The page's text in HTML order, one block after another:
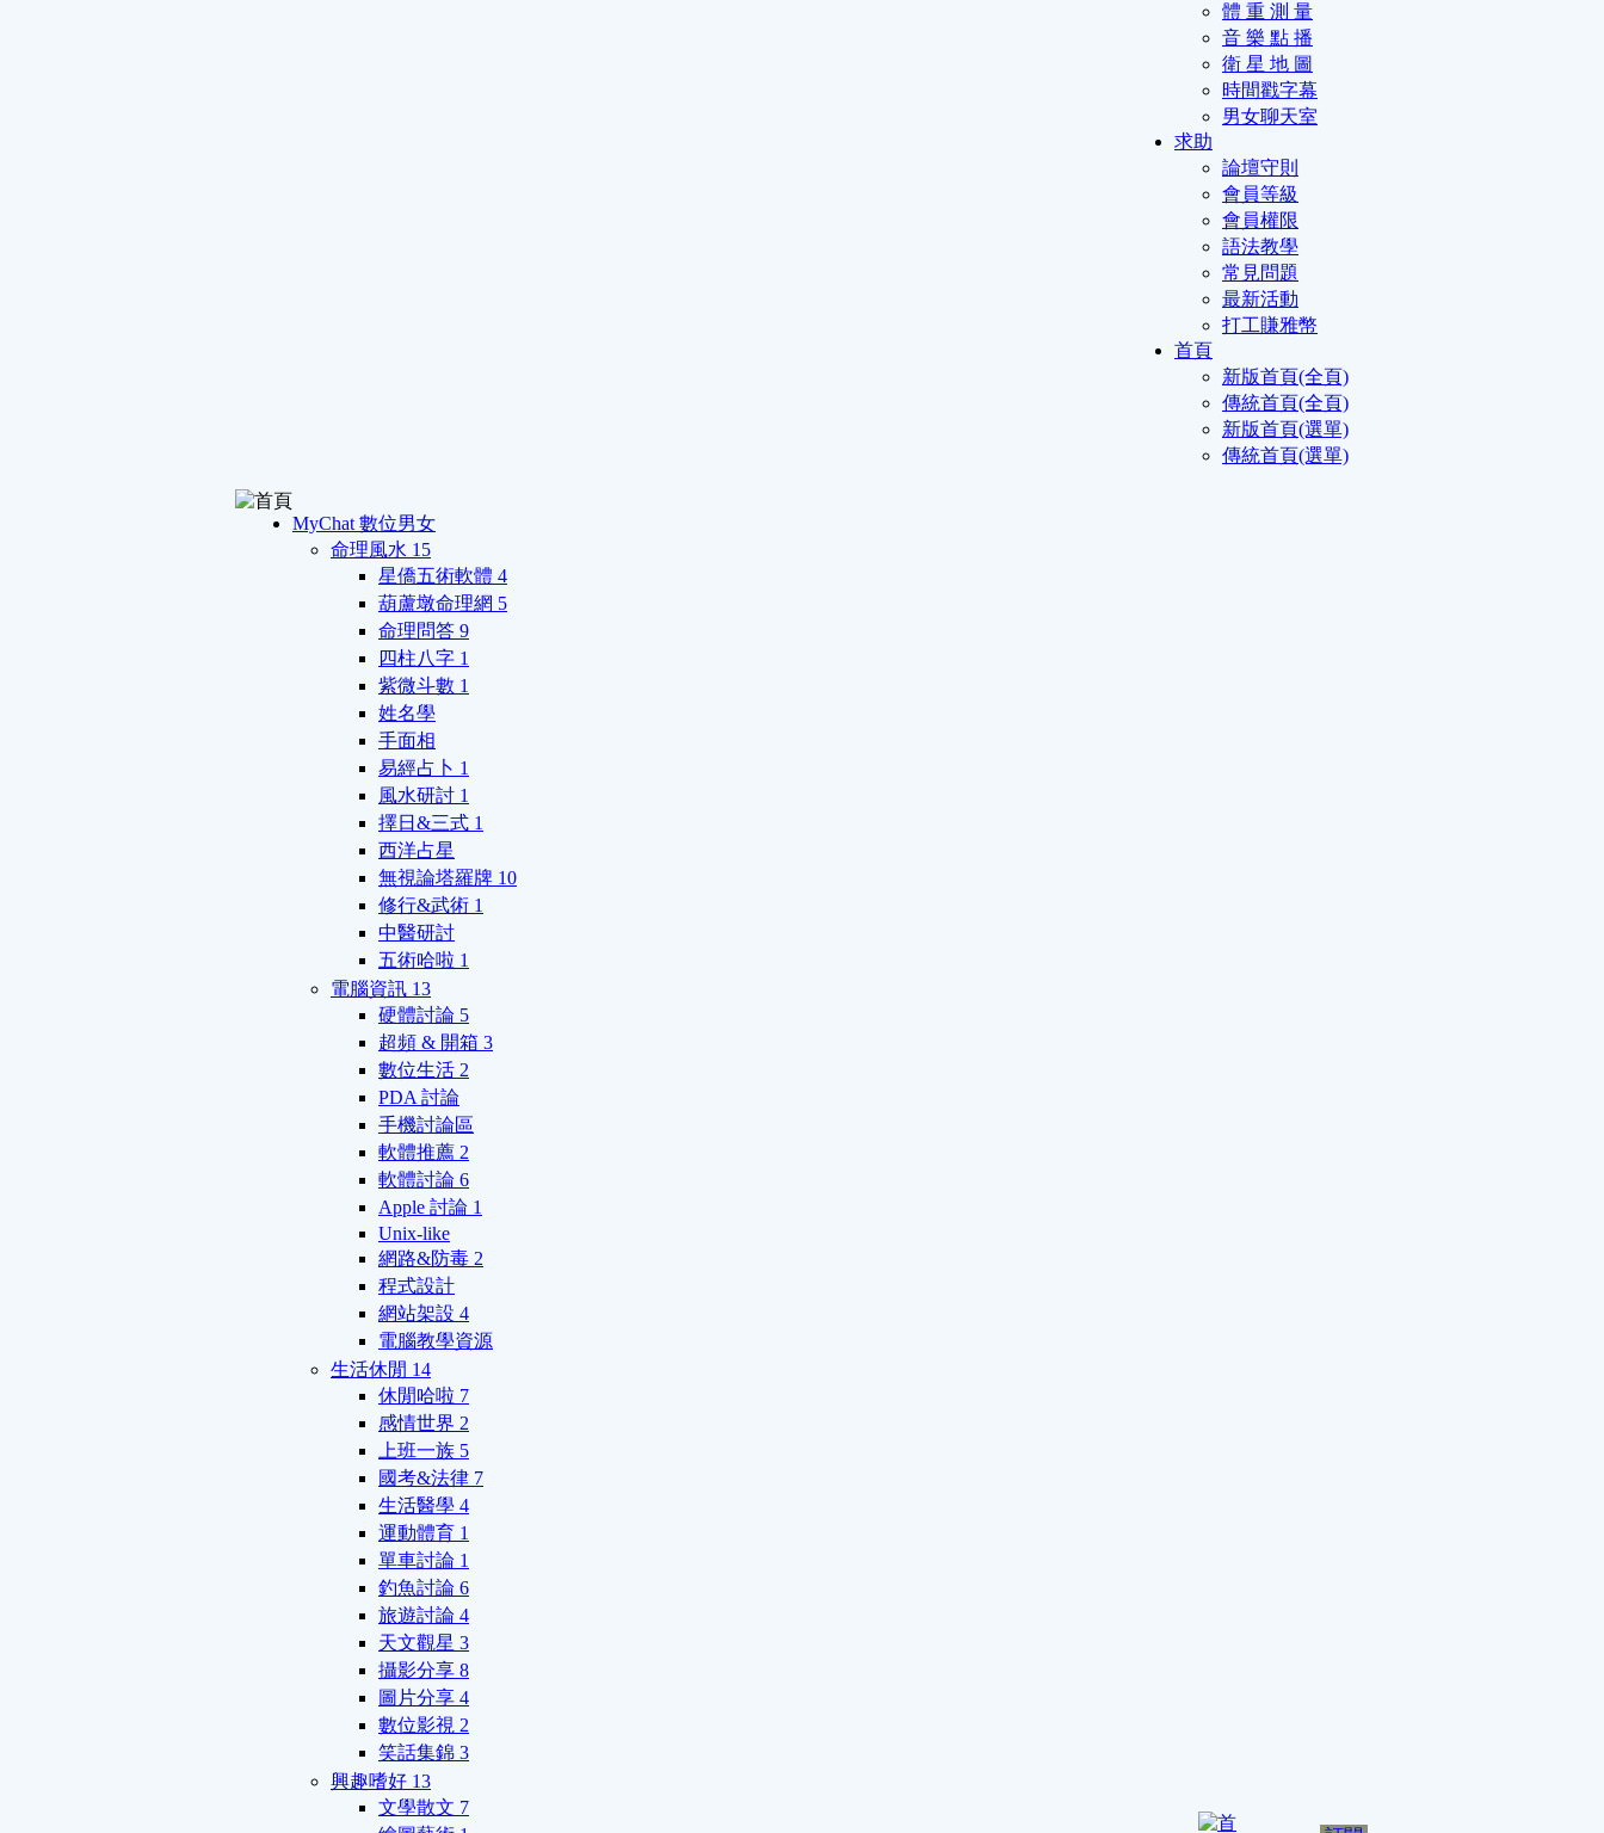
體 重 測 量
音 樂 點 播
衛 星 地 圖
時間戳字幕
男女聊天室
求助
論壇守則
會員等級
會員權限
語法教學
常見問題
最新活動
打工賺雅幣
首頁
新版首頁(全頁)
傳統首頁(全頁)
新版首頁(選單)
傳統首頁(選單)
MyChat 數位男女
命理風水 15
星僑五術軟體 4
葫蘆墩命理網 5
命理問答 9
四柱八字 1
紫微斗數 1
姓名學
手面相
易經占卜 1
風水研討 1
擇日&三式 1
西洋占星
無視論塔羅牌 10
修行&武術 1
中醫研討
五術哈啦 1
電腦資訊 13
硬體討論 5
超頻 & 開箱 3
數位生活 2
PDA 討論
手機討論區
軟體推薦 2
軟體討論 6
Apple 討論 1
Unix-like
網路&防毒 2
程式設計
網站架設 4
電腦教學資源
生活休閒 14
休閒哈啦 7
感情世界 2
上班一族 5
國考&法律 7
生活醫學 4
運動體育 1
單車討論 1
釣魚討論 6
旅遊討論 4
天文觀星 3
攝影分享 8
圖片分享 4
數位影視 2
笑話集錦 3
興趣嗜好 13
文學散文 7